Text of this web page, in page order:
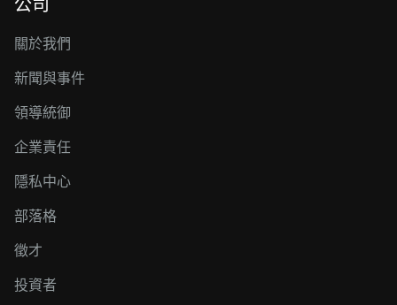
公司
關於我們
新聞與事件
領導統御
企業責任
隱私中心
部落格
徵才
投資者